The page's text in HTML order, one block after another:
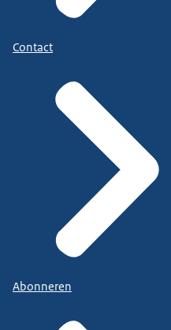
Contact
Abonneren